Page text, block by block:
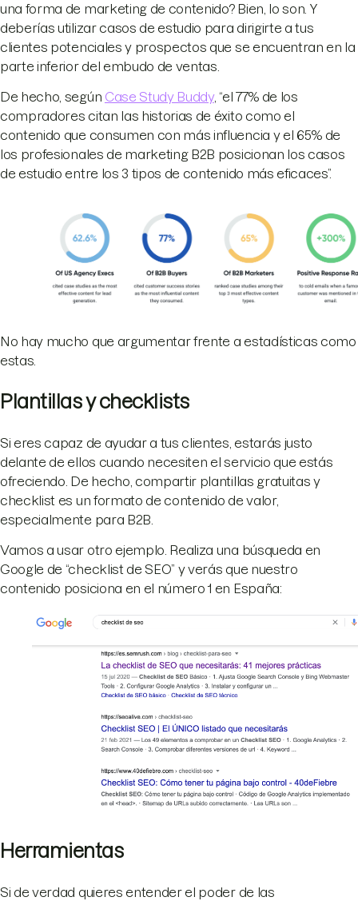
una forma de marketing de contenido? Bien, lo son. Y
deberías utilizar casos de estudio para dirigirte a tus
clientes potenciales y prospectos que se encuentran en la
parte inferior del embudo de ventas.
De hecho, según Case Study Buddy, “el 77% de los
compradores citan las historias de éxito como el
contenido que consumen con más influencia y el 65% de
los profesionales de marketing B2B posicionan los casos
de estudio entre los 3 tipos de contenido más eficaces”.
No hay mucho que argumentar frente a estadísticas como
estas.
Plantillas y checklists
Si eres capaz de ayudar a tus clientes, estarás justo
delante de ellos cuando necesiten el servicio que estás
ofreciendo. De hecho, compartir plantillas gratuitas y
checklist es un formato de contenido de valor,
especialmente para B2B.
Vamos a usar otro ejemplo. Realiza una búsqueda en
Google de “checklist de SEO” y verás que nuestro
contenido posiciona en el número 1 en España:
Herramientas
Si de verdad quieres entender el poder de las